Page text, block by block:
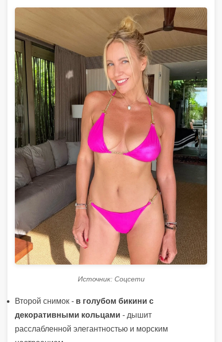
Источник: Соцсети
Второй снимок - в голубом бикини с
декоративными кольцами - дышит
расслабленной элегантностью и морским